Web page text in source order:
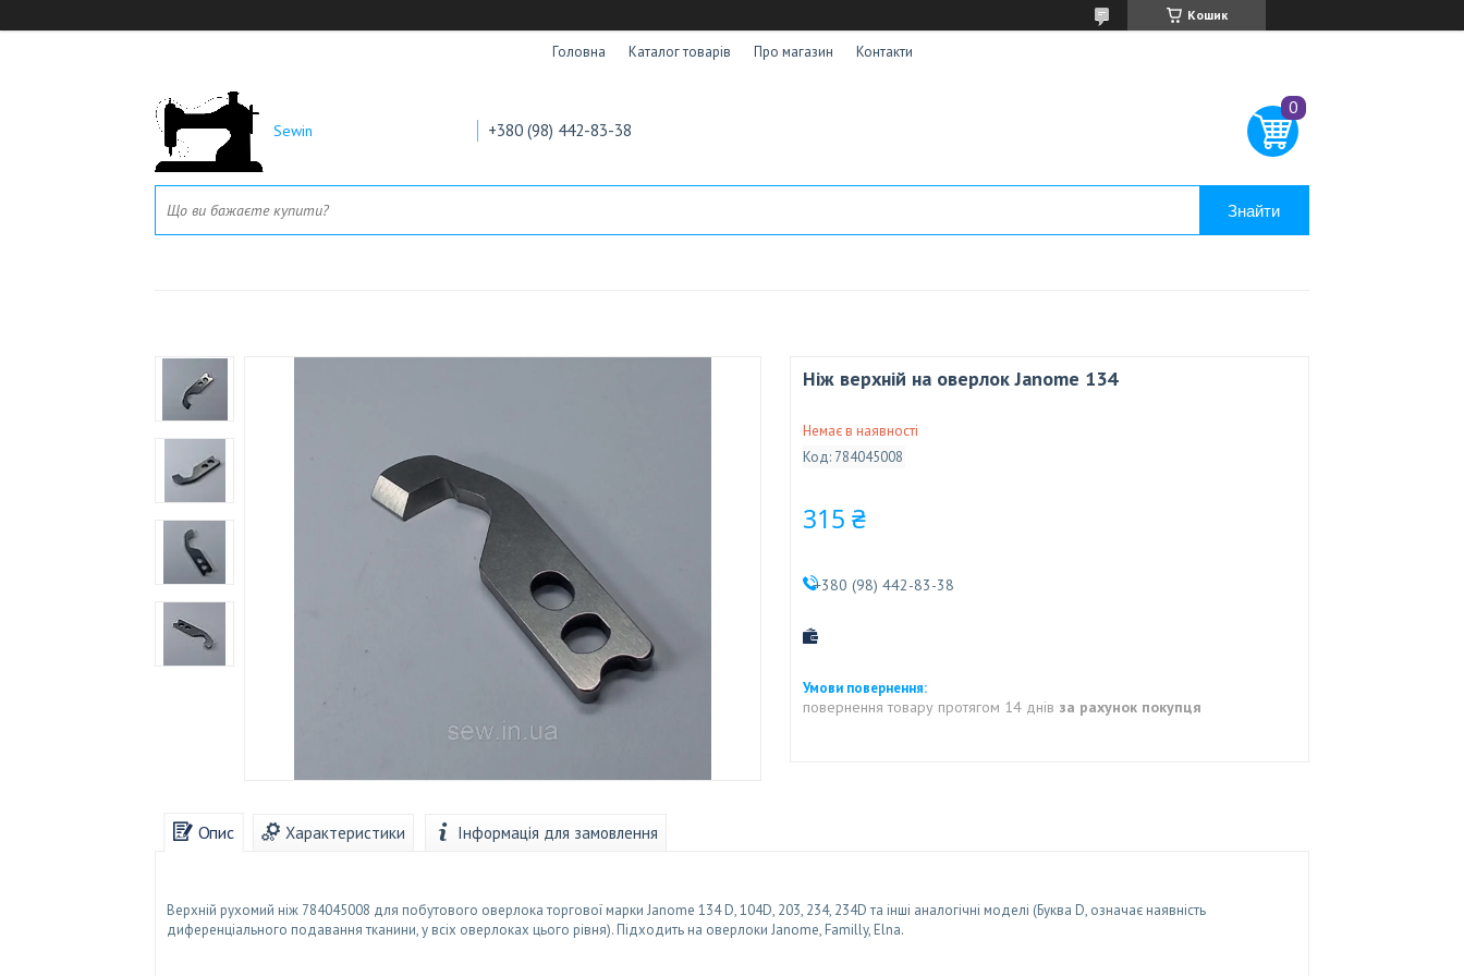
Кошик
Головна Каталог товарів Про магазин Контакти
Sewin +380 (98) 442-83-38
Знайти
Ніж верхній на оверлок Janome 134
Немає в наявності
Код: 784045008
315 ₴
+380 (98) 442-83-38
повернення товару протягом 14 днів за рахунок покупця
Опис Характеристики Інформація для замовлення
Верхній рухомий ніж 784045008 для побутового оверлока торгової марки Janome 134 D, 104D, 203, 234, 234D та інші аналогічні моделі (Буква D, означає наявність
диференціального подавання тканини, у всіх оверлоках цього рівня). Підходить на оверлоки Janome, Familly, Elna.